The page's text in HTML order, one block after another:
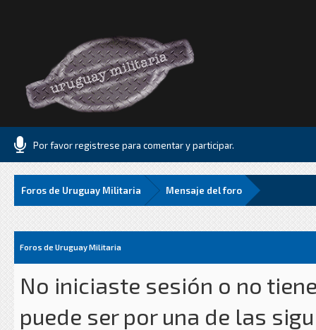
Por favor registrese para comentar y participar.
Foros de Uruguay Militaria Mensaje del foro
Foros de Uruguay Militaria
No iniciaste sesión o no
puede ser por una de las